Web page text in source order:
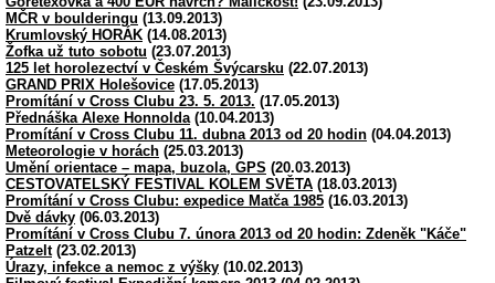
MČR v boulderingu (13.09.2013)
Krumlovský HORÁK (14.08.2013)
Žofka už tuto sobotu (23.07.2013)
125 let horolezectví v Českém Švýcarsku (22.07.2013)
GRAND PRIX Holešovice (17.05.2013)
Promítání v Cross Clubu 23. 5. 2013. (17.05.2013)
Přednáška Alexe Honnolda (10.04.2013)
Promítání v Cross Clubu 11. dubna 2013 od 20 hodin (04.04.2013)
Meteorologie v horách (25.03.2013)
Umění orientace – mapa, buzola, GPS (20.03.2013)
CESTOVATELSKÝ FESTIVAL KOLEM SVĚTA (18.03.2013)
Promítání v Cross Clubu: expedice Matča 1985 (16.03.2013)
Dvě dávky (06.03.2013)
Promítání v Cross Clubu 7. února 2013 od 20 hodin: Zdeněk "Káče"
Patzelt(23.02.2013)
Úrazy, infekce a nemoc z výšky (10.02.2013)